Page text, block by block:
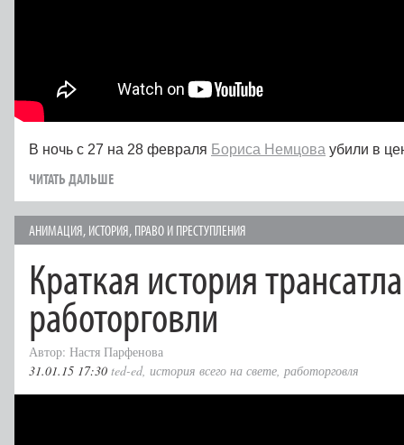
В ночь с 27 на 28 февраля Бориса Немцова убили в
ЧИТАТЬ ДАЛЬШЕ
АНИМАЦИЯ, ИСТОРИЯ, ПРАВО И ПРЕСТУПЛЕНИЯ
Краткая история
работорговли
Автор: Настя Парфенова
31.01.15 17:30 ted-ed, история всего на свете работорговля